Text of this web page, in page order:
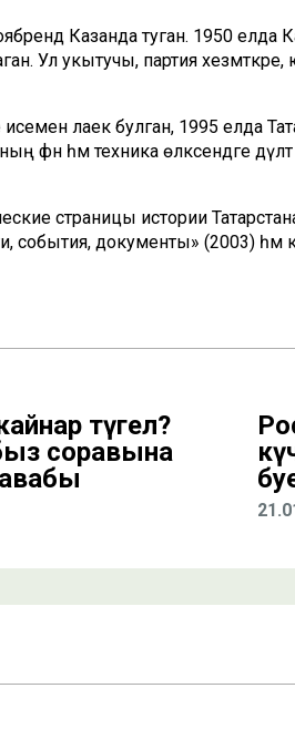
Казанда туган. 1950 елда
Ул укытучы, партия
исеменә лаек булган, 1995 елда
һәм техника өлкәсендәге
страницы истории
события, документы» (2003) һәм
түгел?
соравына